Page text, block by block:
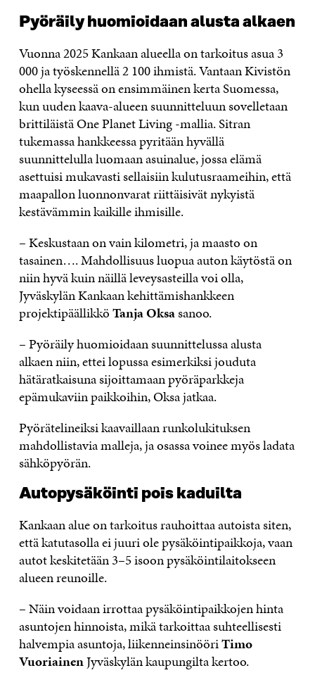
Pyöräily huomioidaan alusta alkaen
Vuonna 2025 Kankaan alueella on tarkoitus asua 3
000 ja työskennellä 2 100 ihmistä. Vantaan Kivistön
ohella kyseessä on ensimmäinen kerta Suomessa,
kun uuden kaava-alueen suunnitteluun sovelletaan
brittiläistä One Planet Living -mallia. Sitran
tukemassa hankkeessa pyritään hyvällä
suunnittelulla luomaan asuinalue, jossa elämä
asettuisi mukavasti sellaisiin kulutusraameihin, että
maapallon luonnonvarat riittäisivät nykyistä
kestävämmin kaikille ihmisille.
– Keskustaan on vain kilometri, ja maasto on
tasainen…. Mahdollisuus luopua auton käytöstä on
niin hyvä kuin näillä leveysasteilla voi olla,
Jyväskylän Kankaan kehittämishankkeen
projektipäällikköTanja Oksasanoo.
– Pyöräily huomioidaan suunnittelussa alusta
alkaen niin, ettei lopussa esimerkiksi jouduta
hätäratkaisuna sijoittamaan pyöräparkkeja
epämukaviin paikkoihin, Oksa jatkaa.
Pyörätelineiksi kaavaillaan runkolukituksen
mahdollistavia malleja, ja osassa voinee myös ladata
sähköpyörän.
Autopysäköinti pois kaduilta
Kankaan alue on tarkoitus rauhoittaa autoista siten,
että katutasolla ei juuri ole pysäköintipaikkoja, vaan
autot keskitetään 3–5 isoon pysäköintilaitokseen
alueen reunoille.
– Näin voidaan irrottaa pysäköintipaikkojen hinta
asuntojen hinnoista, mikä tarkoittaa suhteellisesti
halvempia asuntoja, liikenneinsinööriTimo
VuoriainenJyväskylän kaupungilta kertoo.